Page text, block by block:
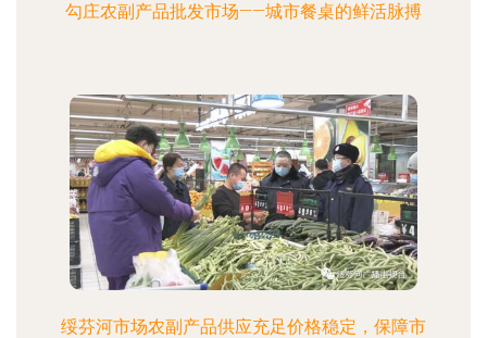
勾庄农副产品批发市场——城市餐桌的鲜活脉搏
绥芬河市场农副产品供应充足价格稳定，保障市